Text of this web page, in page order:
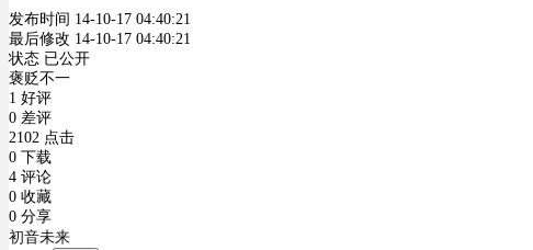
发布时间 14-10-17 04:40:21
最后修改 14-10-17 04:40:21
状态 已公开
褒贬不一
1 好评
0 差评
2102 点击
0 下载
4 评论
0 收藏
0 分享
初音未来